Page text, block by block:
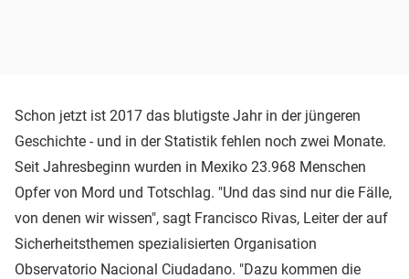
Schon jetzt ist 2017 das blutigste Jahr in der jüngeren
Geschichte - und in der Statistik fehlen noch zwei Monate.
Seit Jahresbeginn wurden in Mexiko 23.968 Menschen
Opfer von Mord und Totschlag. "Und das sind nur die Fälle,
von denen wir wissen", sagt Francisco Rivas, Leiter der auf
Sicherheitsthemen spezialisierten Organisation
Observatorio Nacional Ciudadano. "Dazu kommen die